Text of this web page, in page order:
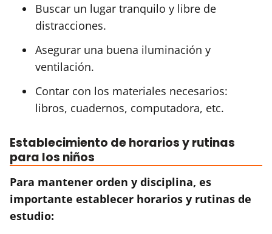
Buscar un lugar tranquilo y libre de
distracciones.
Asegurar una buena iluminación y
ventilación.
Contar con los materiales necesarios:
libros, cuadernos, computadora, etc.
Establecimiento de horarios y rutinas
para los niños
Para mantener orden y disciplina, es
importante establecer horarios y rutinas de
estudio: